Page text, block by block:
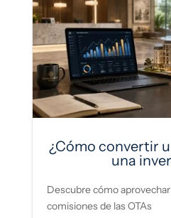
¿Cómo convertir
una
Descubre cómo
comisiones de las OTAs